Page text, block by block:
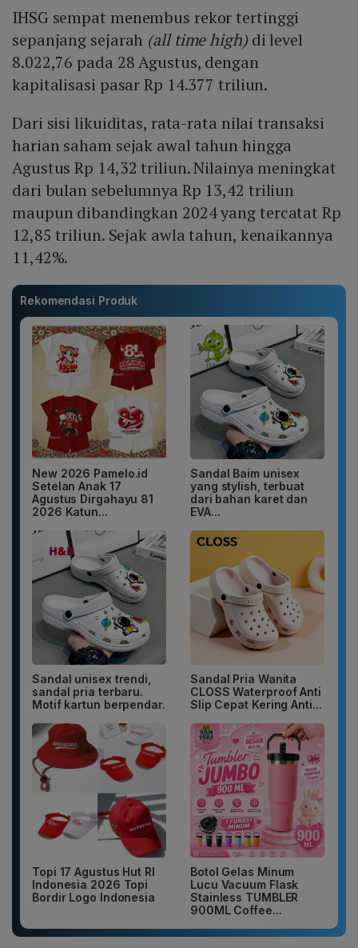
IHSG sempat menembus rekor tertinggi
sepanjang sejarah (all time high)di level
8.022,76 pada 28 Agustus, dengan
kapitalisasi pasar Rp 14.377 triliun.
Dari sisi likuiditas, rata-rata nilai transaksi
harian saham sejak awal tahun hingga
Agustus Rp 14,32 triliun. Nilainya meningkat
dari bulan sebelumnya Rp 13,42 triliun
maupun dibandingkan 2024 yang tercatat Rp
12,85 triliun. Sejak awla tahun, kenaikannya
11,42%.
Rekomendasi Produk
New 2026 Pamelo.id
Setelan Anak 17
Agustus Dirgahayu 81
2026 Katun...
Sandal Baim unisex
yang stylish, terbuat
dari bahan karet dan
EVA...
Sandal unisex trendi,
sandal pria terbaru.
Motif kartun berpendar.
Sandal Pria Wanita
CLOSS Waterproof Anti
Slip Cepat Kering Anti...
Topi 17 Agustus Hut RI
Indonesia 2026 Topi
Bordir Logo Indonesia
Botol Gelas Minum
Lucu Vacuum Flask
Stainless TUMBLER
900ML Coffee...